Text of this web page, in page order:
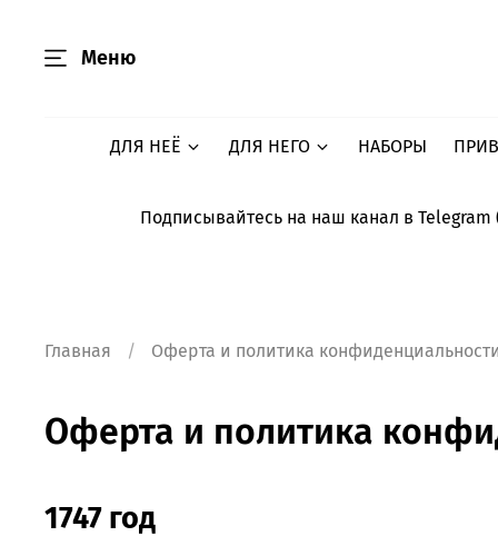
Меню
ДЛЯ НЕЁ ДЛЯ НЕГО НАБОРЫ
Подписывайтесь на наш канал в
Главная Оферта и политика
Оферта и политика
1747 год